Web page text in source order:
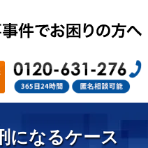
になるケース